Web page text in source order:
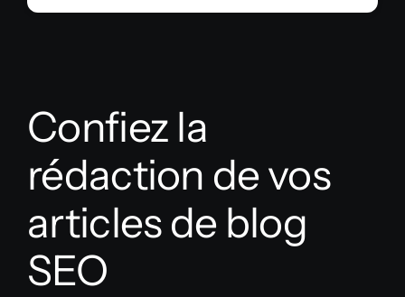
Confiez la
rédaction de vos
articles de blog
SEO